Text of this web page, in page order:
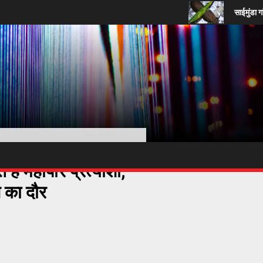
साईमुंडा गांव के कुएं में
प्रत्याशी;
दौर